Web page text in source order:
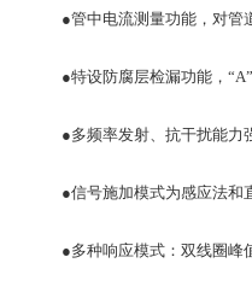
●管中电流测量功能，对管
●特设防腐层检漏功能，
●多频率发射、抗干扰能力
●信号施加模式为感应法和
●多种响应模式：双线圈峰